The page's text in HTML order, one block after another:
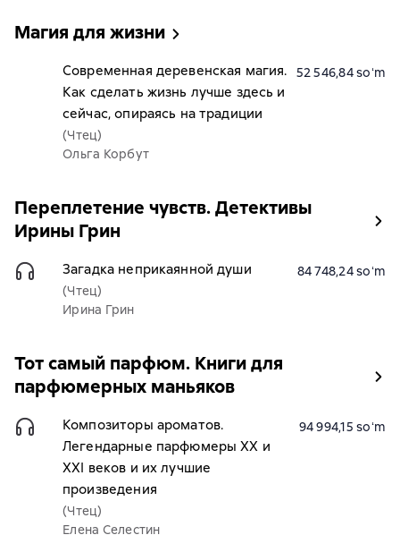
Магия для жизни
Современная деревенская магия.
Как сделать жизнь лучше здесь и
сейчас, опираясь на традиции
(Чтец)
Ольга Корбут
52 546,84 soʻm
Переплетение чувств. Детективы
Ирины Грин
Загадка неприкаянной души
(Чтец)
Ирина Грин
84 748,24 soʻm
Тот самый парфюм. Книги для
парфюмерных маньяков
Композиторы ароматов.
Легендарные парфюмеры ХХ и
XXI веков и их лучшие
произведения
(Чтец)
Елена Селестин
94 994,15 soʻm